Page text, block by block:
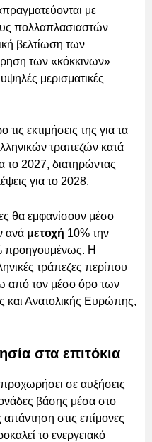
με
πολλαπλασιαστών
βελτίωση των
των «κόκκινων»
μερισματικές
εκτιμήσεις της για τα
τραπεζών κατά
το 2027, διατηρώντας
για το 2028.
θα εμφανίσουν μέσο
ανά μετοχή 10% την
προηγουμένως. Η
τράπεζες περίπου
από τον μέσο όρο των
και Ανατολικής Ευρώπης,
στα επιτόκια
σε αυξήσεις
βάσης μέσα στο
στις επίμονες
το ενεργειακό